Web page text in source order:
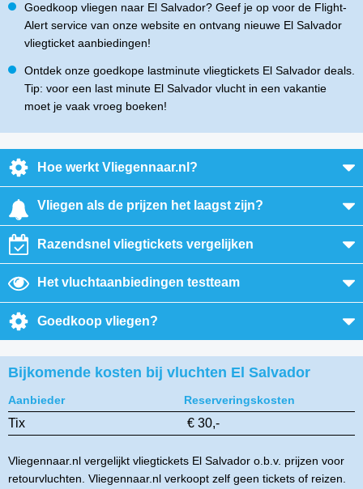
Goedkoop vliegen naar El Salvador? Geef je op voor de Flight-
Alert service van onze website en ontvang nieuwe El Salvador
vliegticket aanbiedingen!
Ontdek onze goedkope lastminute vliegtickets El Salvador deals.
Tip: voor een last minute El Salvador vlucht in een vakantie
moet je vaak vroeg boeken!
Hoe werkt Vliegennaar.nl?
Vliegen als de prijzen het laagst zijn?
Razendsnel vliegtickets vergelijken
Het vluchtaanbiedingen testteam
Goedkoop vliegen?
Bijkomende kosten bij vluchten El Salvador
Aanbieder Reserveringskosten
Tix € 30,-
Vliegennaar.nl vergelijkt vliegtickets El Salvador o.b.v. prijzen voor
retourvluchten. Vliegennaar.nl verkoopt zelf geen tickets of reizen.